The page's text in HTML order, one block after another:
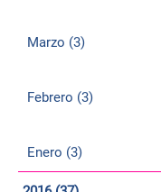
Marzo (3)
Febrero (3)
Enero (3)